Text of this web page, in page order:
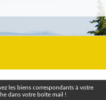
dans votre boîte mail !